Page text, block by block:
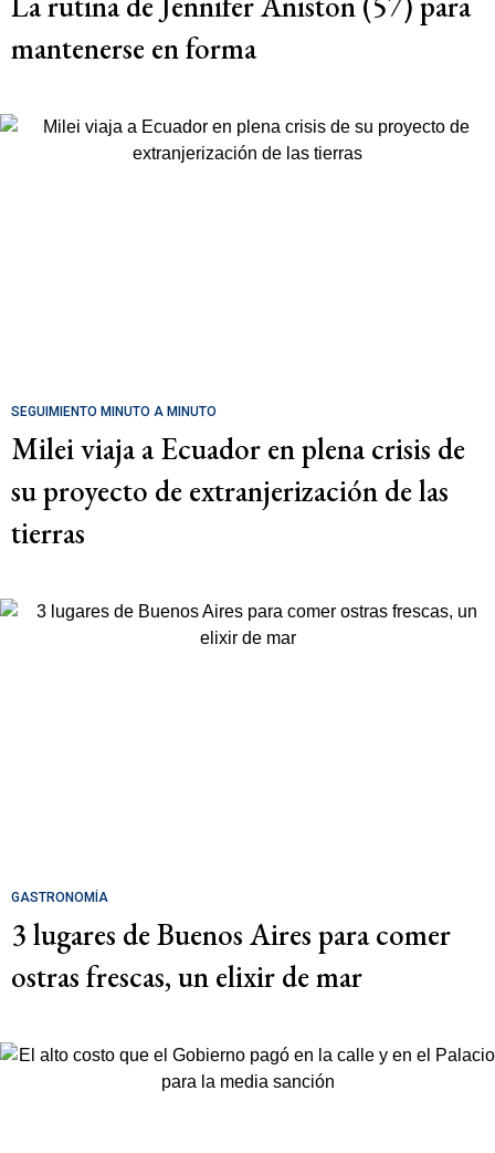
mantenerse en forma
SEGUIMIENTO MINUTO A MINUTO
Milei viaja a Ecuador en plena crisis de
su proyecto de extranjerización de las
tierras
GASTRONOMÍA
3 lugares de Buenos Aires para comer
ostras frescas, un elixir de mar